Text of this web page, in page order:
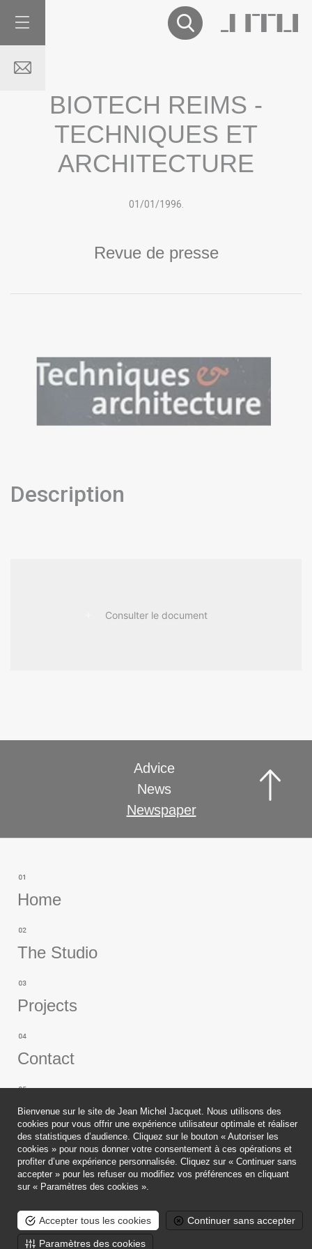
BIOTECH REIMS -
TECHNIQUES ET
ARCHITECTURE
01/01 /1996.
Revue de presse
Description
Consulter le document
Advice
News
Newspaper
Home
The Studio
Projects
Contact
Publications
Legals
Copyright
2019.
Bienvenue sur le site de Jean Michel Jacquet. Nous utilisons des
cookies pour vous offrir une expérience utilisateur optimale et réaliser
des statistiques d’audience. Cliquez sur le bouton « Autoriser les
cookies » pour nous donner votre consentement à ces opérations et
profiter d’une expérience personnalisée. Cliquez sur « Continuer sans
accepter » pour les refuser ou modifiez vos préférences en cliquant
sur « Paramètres des cookies ».
Accepter tous les cookies Continuer sans accepter
Paramètres des cookies